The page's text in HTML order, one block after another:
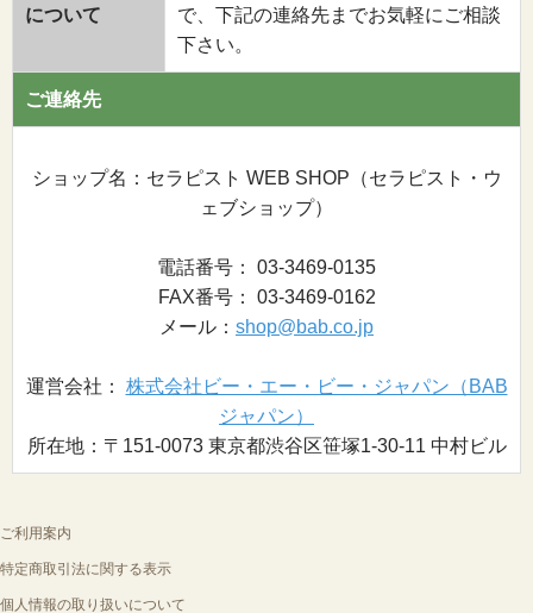
について
で、下記の連絡先までお気軽にご相談
下さい。
ご連絡先
ショップ名：セラピスト WEB SHOP（セラピスト・ウ
ェブショップ）
電話番号： 03-3469-0135
FAX番号： 03-3469-0162
メール： shop@bab.co.jp
運営会社： 株式会社ビー・エー・ビー・ジャパン（BAB
ジャパン）
所在地：〒151-0073 東京都渋谷区笹塚1-30-11 中村ビル
ご利用案内
特定商取引法に関する表示
個人情報の取り扱いについて